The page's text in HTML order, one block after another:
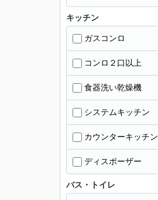
キッチン
ガスコンロ
コンロ２口以上
食器洗い乾燥機
システムキッチン
カウンターキッチン
ディスポーザー
バス・トイレ